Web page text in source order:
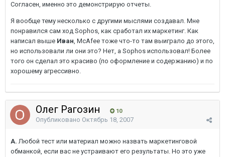
Согласен, именно это демонстрирую отчеты.
Я вообще тему несколько с другими мыслями создавал. Мне
понравился сам ход Sophos, как сработал их маркетинг. Как
написал выше Иван, McAfee тоже что-то там выиграло до этого,
но использовали ли они это? Нет, а Sophos использовал! Более
того он сделал это красиво (по оформление и содержанию) и по
хорошему агрессивно.
Олег Рагозин 10
Опубликовано Октябрь 18, 2007
A. Любой тест или материал можно назвать маркетинговой
обманкой, если вас не устраивают его результаты. Но это уже